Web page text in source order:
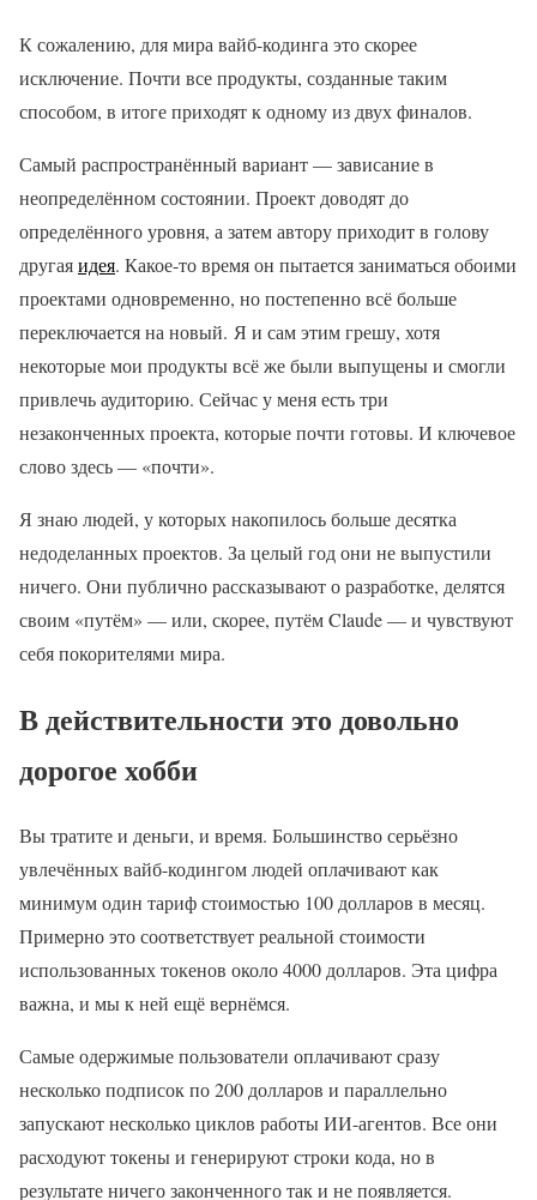
К сожалению, для мира вайб-кодинга это скорее
исключение. Почти все продукты, созданные таким
способом, в итоге приходят к одному из двух финалов.
Самый распространённый вариант — зависание в
неопределённом состоянии. Проект доводят до
определённого уровня, а затем автору приходит в голову
другаяидея. Какое-то время он пытается заниматься обоими
проектами одновременно, но постепенно всё больше
переключается на новый. Я и сам этим грешу, хотя
некоторые мои продукты всё же были выпущены и смогли
привлечь аудиторию. Сейчас у меня есть три
незаконченных проекта, которые почти готовы. И ключевое
слово здесь — «почти».
Я знаю людей, у которых накопилось больше десятка
недоделанных проектов. За целый год они не выпустили
ничего. Они публично рассказывают о разработке, делятся
своим «путём» — или, скорее, путём Claude — и чувствуют
себя покорителями мира.
В действительности это довольно
дорогое хобби
Вы тратите и деньги, и время. Большинство серьёзно
увлечённых вайб-кодингом людей оплачивают как
минимум один тариф стоимостью 100 долларов в месяц.
Примерно это соответствует реальной стоимости
использованных токенов около 4000 долларов. Эта цифра
важна, и мы к ней ещё вернёмся.
Самые одержимые пользователи оплачивают сразу
несколько подписок по 200 долларов и параллельно
запускают несколько циклов работы ИИ-агентов. Все они
расходуют токены и генерируют строки кода, но в
результате ничего законченного так и не появляется.